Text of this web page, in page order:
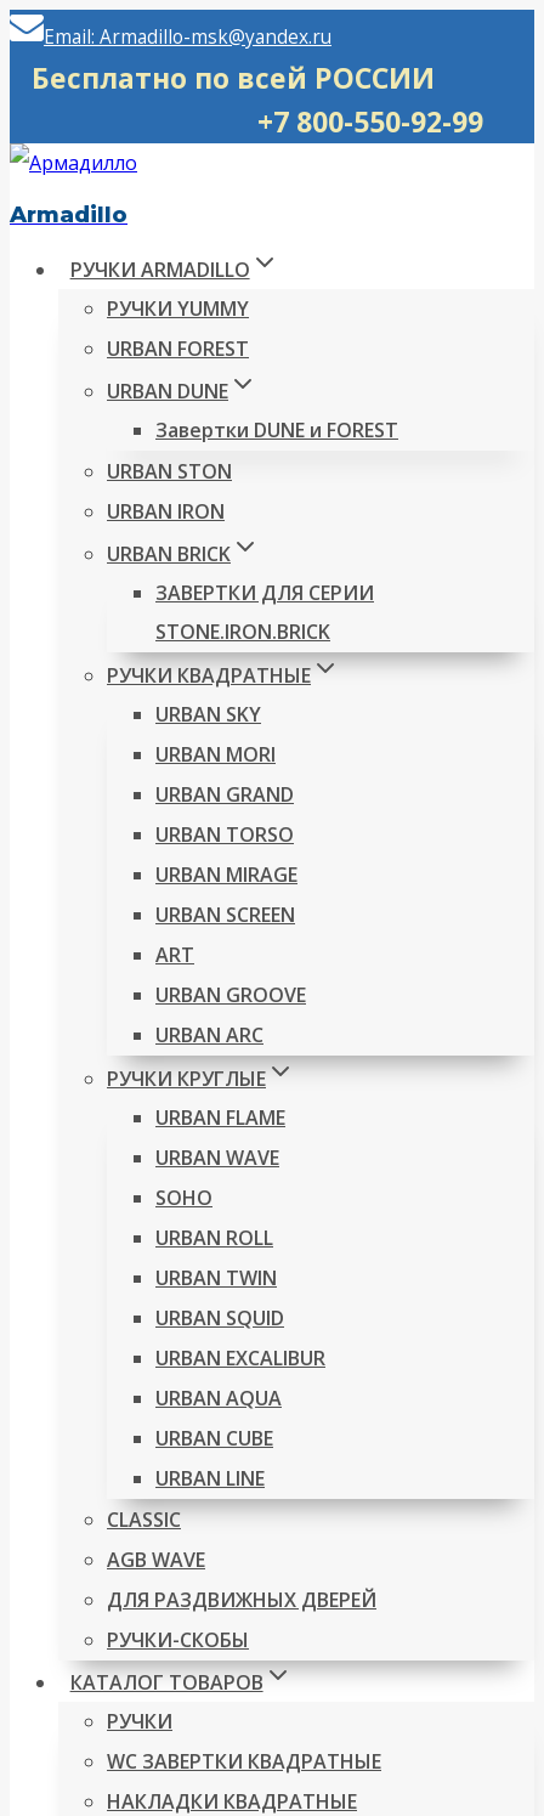
Перейти
Email: Armadillo-msk@yandex.ru
Бесплатно по всей РОССИИ
+7 800-550-92-99
Armadillo
РУЧКИ ARMADILLO
РУЧКИ YUMMY
URBAN FOREST
URBAN DUNE
Завертки DUNE и FOREST
URBAN STON
URBAN IRON
URBAN BRICK
ЗАВЕРТКИ ДЛЯ СЕРИИ
STONE.IRON.BRICK
РУЧКИ КВАДРАТНЫЕ
URBAN SKY
URBAN MORI
URBAN GRAND
URBAN TORSO
URBAN MIRAGE
URBAN SCREEN
ART
URBAN GROOVE
URBAN ARC
РУЧКИ КРУГЛЫЕ
URBAN FLAME
URBAN WAVE
SOHO
URBAN ROLL
URBAN TWIN
URBAN SQUID
URBAN EXCALIBUR
URBAN AQUA
URBAN CUBE
URBAN LINE
CLASSIC
AGB WAVE
ДЛЯ РАЗДВИЖНЫХ ДВЕРЕЙ
РУЧКИ-СКОБЫ
КАТАЛОГ ТОВАРОВ
РУЧКИ
WC ЗАВЕРТКИ КВАДРАТНЫЕ
НАКЛАДКИ КВАДРАТНЫЕ